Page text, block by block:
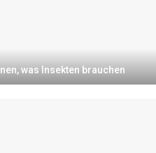
was Insekten brauchen